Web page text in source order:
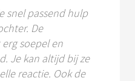
snel passend hulp
De
soepel en
Je kan altijd bij ze
reactie. Ook de